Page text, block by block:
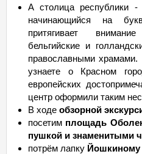
А столица республики -
начинающийся на
притягивает
бельгийские и
православными
узнаете о Красном
европейских
центр оформили таким
В ходе обзорной
посетим площадь
пушкой и знаменитыми
потрём лапку Йошкиному